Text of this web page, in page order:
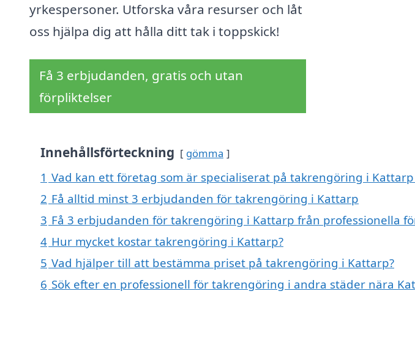
yrkespersoner. Utforska våra resurser och låt
oss hjälpa dig att hålla ditt tak i toppskick!
Få 3 erbjudanden, gratis och utan
förpliktelser
Innehållsförteckning gömma
1 Vad kan ett företag som är specialiserat på takrengöring i
2 Få alltid minst 3 erbjudanden för takrengöring i Kattarp
3 Få 3 erbjudanden för takrengöring i Kattarp från professionella
4 Hur mycket kostar takrengöring i Kattarp?
5 Vad hjälper till att bestämma priset på takrengöring i Kattarp?
6 Sök efter en professionell för takrengöring i andra städer nära